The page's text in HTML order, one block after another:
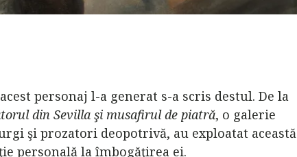
personaj l-a generat s-a scris destul. De la
din Sevilla şi musafirul de piatră, o galerie
şi prozatori deopotrivă, au exploatat această
personală la îmbogăţirea ei.